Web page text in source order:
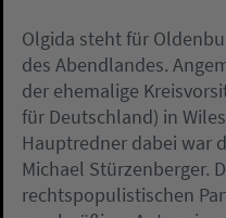
Olgida steht für
des Abendlandes.
der ehemalige
für Deutschland) in
Hauptredner dabei war
Michael Stürzenberger.
rechtspopulistischen